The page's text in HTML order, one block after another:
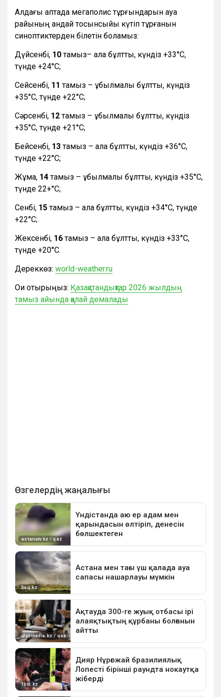
Алдағы аптада мегаполис тұрғындарын ауа
райының қандай тосынсыйы күтіп тұрғанын
синоптиктерден білетін боламыз:
Дүйсенбі, 10тамыз– ала бұлтты, күндіз +33°С,
түнде +24°С;
Сейсенбі, 11тамыз – құбылмалы бұлтты, күндіз
+35°С, түнде +22°С;
Сәрсенбі, 12тамыз – құбылмалы бұлтты, күндіз
+35°С, түнде +21°С;
Бейсенбі, 13тамыз – ала бұлтты, күндіз +36°С,
түнде +22°С;
Жұма, 14тамыз – құбылмалы бұлтты, күндіз +35°С,
түнде 22+°С;
Сенбі, 15тамыз – ала бұлтты, күндіз +34°С, түнде
+22°С;
Жексенбі, 16тамыз – ала бұлтты, күндіз +33°С,
түнде +20°С.
Дереккөз: world-weather.ru
Оқи отырыңыз: Қазақстандықтар 2026 жылдың
тамыз айында қалай демалады